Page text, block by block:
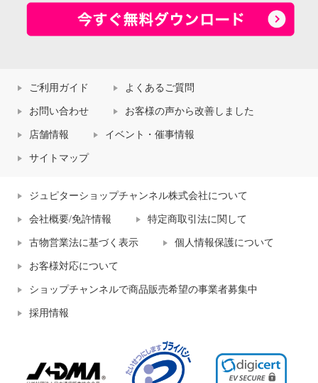
ご利用ガイド よくあるご質問
お問い合わせ お客様の声から改善しました
店舗情報 イベント・催事情報
サイトマップ
ジュピターショップチャンネル株式会社について
会社概要/免許情報 特定商取引法に関して
古物営業法に基づく表示 個人情報保護について
お客様対応について
ショップチャンネルで商品販売希望の事業者募集中
採用情報